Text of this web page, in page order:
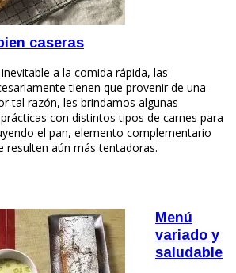
caseras
a la comida rápida, las
tienen que provenir de una
tal razón, les brindamos algunas
con distintos tipos de carnes para
el pan, elemento complementario
resulten aún más tentadoras.
Menú
variado y
saludable